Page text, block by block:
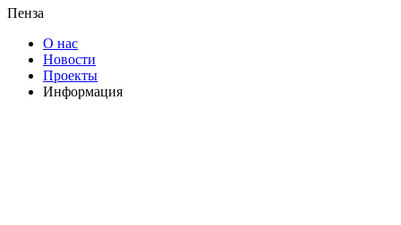
Пенза
О нас
Новости
Проекты
Информация